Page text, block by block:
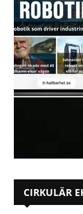
CIRKULÄR